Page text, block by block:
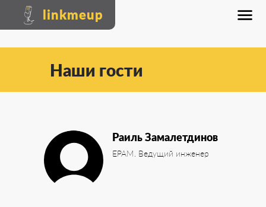
linkmeup
Наши гости
Раиль Замалетдинов
EPAM. Ведущий инженер